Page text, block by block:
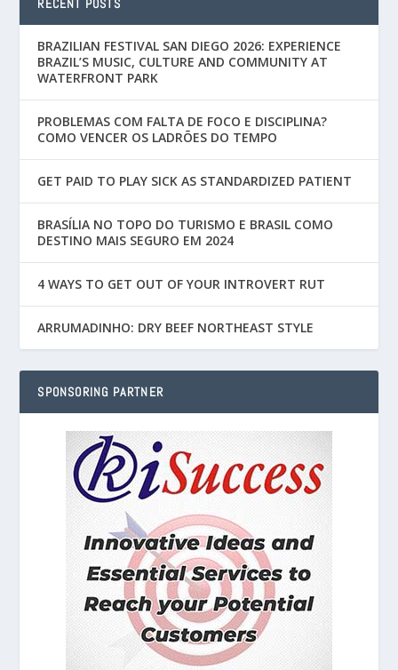
RECENT POSTS
BRAZILIAN FESTIVAL SAN DIEGO 2026: EXPERIENCE
BRAZIL’S MUSIC, CULTURE AND COMMUNITY AT
WATERFRONT PARK
PROBLEMAS COM FALTA DE FOCO E DISCIPLINA?
COMO VENCER OS LADRÕES DO TEMPO
GET PAID TO PLAY SICK AS STANDARDIZED PATIENT
BRASÍLIA NO TOPO DO TURISMO E BRASIL COMO
DESTINO MAIS SEGURO EM 2024
4 WAYS TO GET OUT OF YOUR INTROVERT RUT
ARRUMADINHO: DRY BEEF NORTHEAST STYLE
SPONSORING PARTNER